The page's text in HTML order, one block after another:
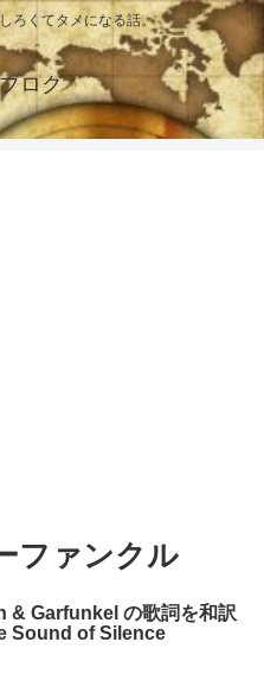
ろくてタメになる話。
ログ
ファンクル
& Garfunkel の歌詞を和訳
Sound of Silence